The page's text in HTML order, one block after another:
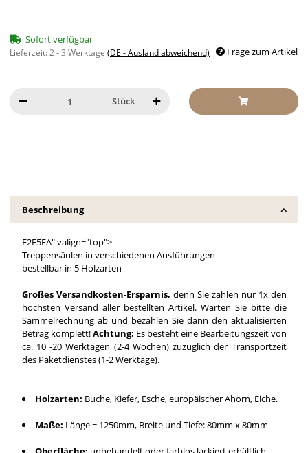
Sofort verfügbar
Lieferzeit:2 - 3 Werktage (DE - Ausland abweichend) Frage zum Artikel
Stück
Beschreibung
E2F5FA" valign="top">
Treppensäulen in verschiedenen Ausführungen
bestellbar in 5 Holzarten
Großes Versandkosten-Ersparnis, denn Sie zahlen nur 1x den
höchsten Versand aller bestellten Artikel. Warten Sie bitte die
Sammelrechnung ab und bezahlen Sie dann den aktualisierten
Betrag komplett!Achtung: Es besteht eine Bearbeitungszeit von
ca. 10 -20 Werktagen (2-4 Wochen) zuzüglich der Transportzeit
des Paketdienstes (1-2 Werktage).
Holzarten: Buche, Kiefer, Esche, europäischer Ahorn, Eiche.
Maße: Länge = 1250mm, Breite und Tiefe: 80mm x 80mm